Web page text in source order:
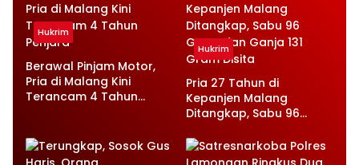
Hukrim
Berawal Pinjam Motor,
Pria di Malang Kini
Terancam 4 Tahun
Hukrim
Pria 27 Tahun di
Kepanjen Malang
Ditangkap, Sabu 96
Gram Disita